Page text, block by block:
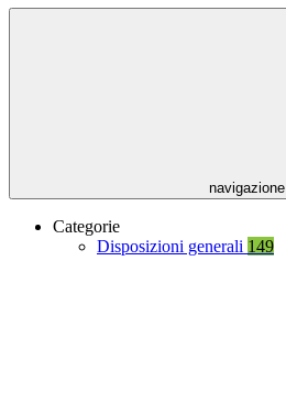
navigazione
Categorie
Disposizioni generali 149